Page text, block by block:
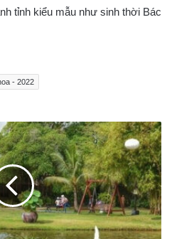
tỉnh kiểu mẫu như sinh thời Bác
- 2022